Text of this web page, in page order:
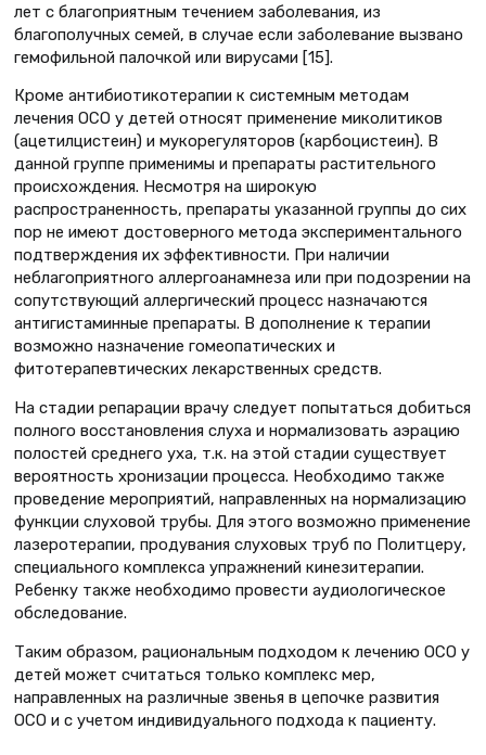
лет с благоприятным течением заболевания, из
благополучных семей, в случае если заболевание вызвано
гемофильной палочкой или вирусами [15].
Кроме антибиотикотерапии к системным методам
лечения ОСО у детей относят применение миколитиков
(ацетилцистеин) и мукорегуляторов (карбоцистеин). В
данной группе применимы и препараты растительного
происхождения. Несмотря на широкую
распространенность, препараты указанной группы до сих
пор не имеют достоверного метода экспериментального
подтверждения их эффективности. При наличии
неблагоприятного аллергоанамнеза или при подозрении на
сопутствующий аллергический процесс назначаются
антигистаминные препараты. В дополнение к терапии
возможно назначение гомеопатических и
фитотерапевтических лекарственных средств.
На стадии репарации врачу следует попытаться добиться
полного восстановления слуха и нормализовать аэрацию
полостей среднего уха, т.к. на этой стадии существует
вероятность хронизации процесса. Необходимо также
проведение мероприятий, направленных на нормализацию
функции слуховой трубы. Для этого возможно применение
лазеротерапии, продувания слуховых труб по Политцеру,
специального комплекса упражнений кинезитерапии.
Ребенку также необходимо провести аудиологическое
обследование.
Таким образом, рациональным подходом к лечению ОСО у
детей может считаться только комплекс мер,
направленных на различные звенья в цепочке развития
ОСО и с учетом индивидуального подхода к пациенту.